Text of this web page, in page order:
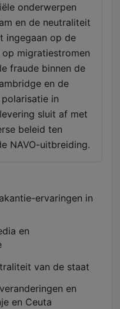
onderwerpen
en de neutraliteit
ingegaan op de
migratiestromen
fraude binnen de
en de
in
sluit af met
beleid ten
NAVO-uitbreiding.
ervaringen in
en
van de staat
en
en Ceuta